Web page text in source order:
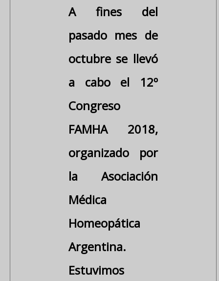
A fines del
pasado mes de
octubre se llevó
a cabo el 12º
Congreso
FAMHA 2018,
organizado por
la Asociación
Médica
Homeopática
Argentina.
Estuvimos